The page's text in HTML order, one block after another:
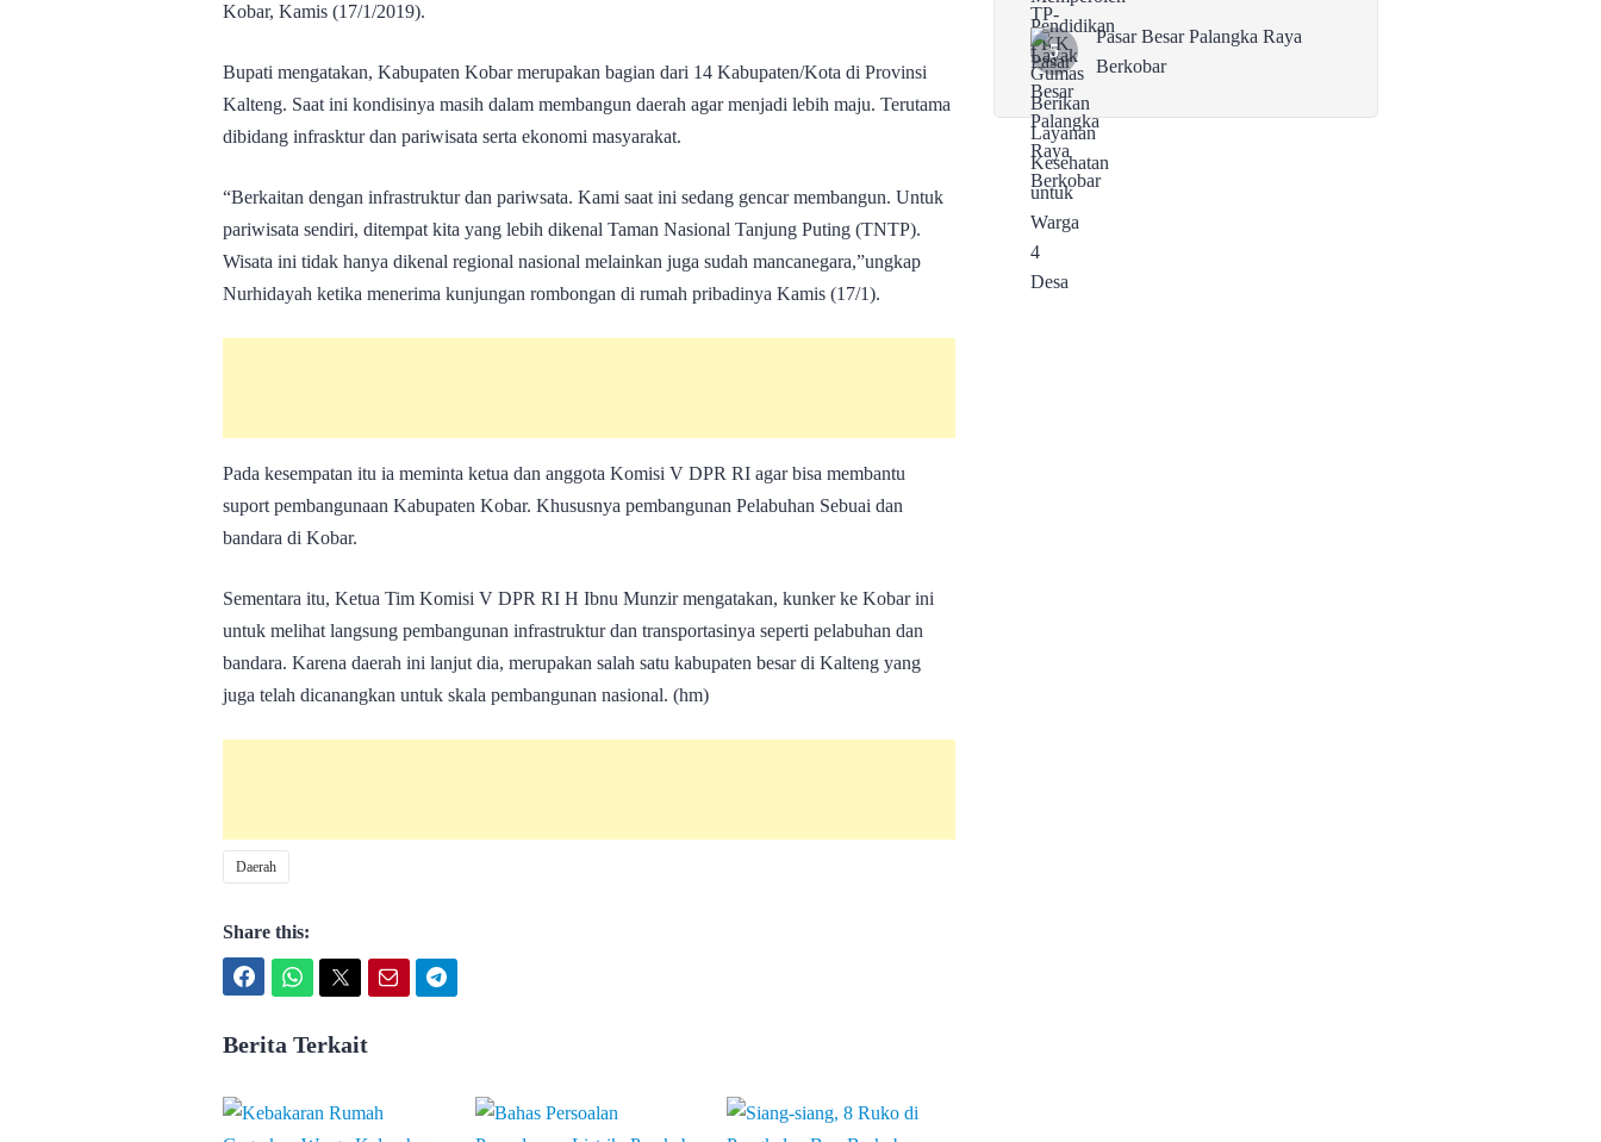
Kobar, Kamis (17/1/2019).
Bupati mengatakan, Kabupaten Kobar merupakan bagian dari 14 Kabupaten/Kota di Provinsi
Kalteng. Saat ini kondisinya masih dalam membangun daerah agar menjadi lebih maju. Terutama
dibidang infrasktur dan pariwisata serta ekonomi masyarakat.
“Berkaitan dengan infrastruktur dan pariwsata. Kami saat ini sedang gencar membangun. Untuk
pariwisata sendiri, ditempat kita yang lebih dikenal Taman Nasional Tanjung Puting (TNTP).
Wisata ini tidak hanya dikenal regional nasional melainkan juga sudah mancanegara,”ungkap
Nurhidayah ketika menerima kunjungan rombongan di rumah pribadinya Kamis (17/1).
Pada kesempatan itu ia meminta ketua dan anggota Komisi V DPR RI agar bisa membantu
suport pembangunaan Kabupaten Kobar. Khususnya pembangunan Pelabuhan Sebuai dan
bandara di Kobar.
Sementara itu, Ketua Tim Komisi V DPR RI H Ibnu Munzir mengatakan, kunker ke Kobar ini
untuk melihat langsung pembangunan infrastruktur dan transportasinya seperti pelabuhan dan
bandara. Karena daerah ini lanjut dia, merupakan salah satu kabupaten besar di Kalteng yang
juga telah dicanangkan untuk skala pembangunan nasional. (hm)
Daerah
Share this:
Berita Terkait
Pasar Besar Palangka Raya
Berkobar